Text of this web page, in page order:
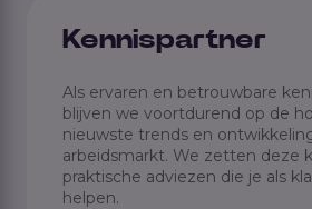
Kennispartner
Als ervaren en betrouwbare
blijven we voortdurend op de
nieuwste trends en
arbeidsmarkt. We zetten deze
praktische adviezen die je als
helpen.